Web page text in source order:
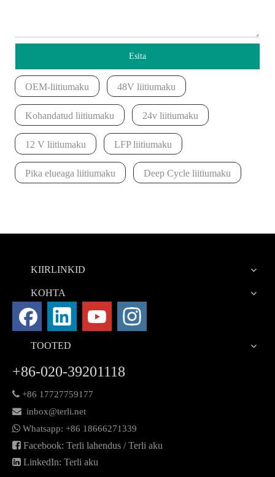
Esita
OEM-liitiumaku 48V liitiumaku
Kohandatud liitiumaku 24v liitiumaku
12 V liitiumaku LFP liitiumaku
Pika elueaga liitiumaku Deep Cycle liitiumaku
KIIRLINKID
KOHTA
TOOTED
+86-020-39201118
 +86 17727759177
 inbox@terli.net
 Whatsapp: +86 18666271339
 Facebook: Terli lahendus / Terli aku
 LinkedIn: Terli aku